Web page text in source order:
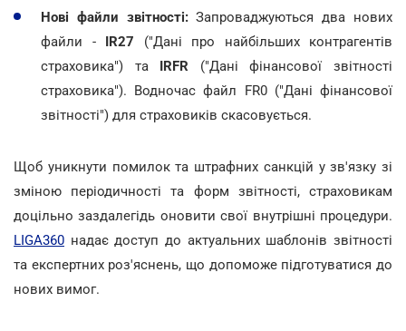
Нові файли звітності:Запроваджуються два нових
файли - IR27 ("Дані про найбільших контрагентів
страховика") та IRFR ("Дані фінансової звітності
страховика"). Водночас файл FR0 ("Дані фінансової
звітності") для страховиків скасовується.
Щоб уникнути помилок та штрафних санкцій у зв'язку зі
зміною періодичності та форм звітності, страховикам
доцільно заздалегідь оновити свої внутрішні процедури.
LIGA360 надає доступ до актуальних шаблонів звітності
та експертних роз'яснень, що допоможе підготуватися до
нових вимог.